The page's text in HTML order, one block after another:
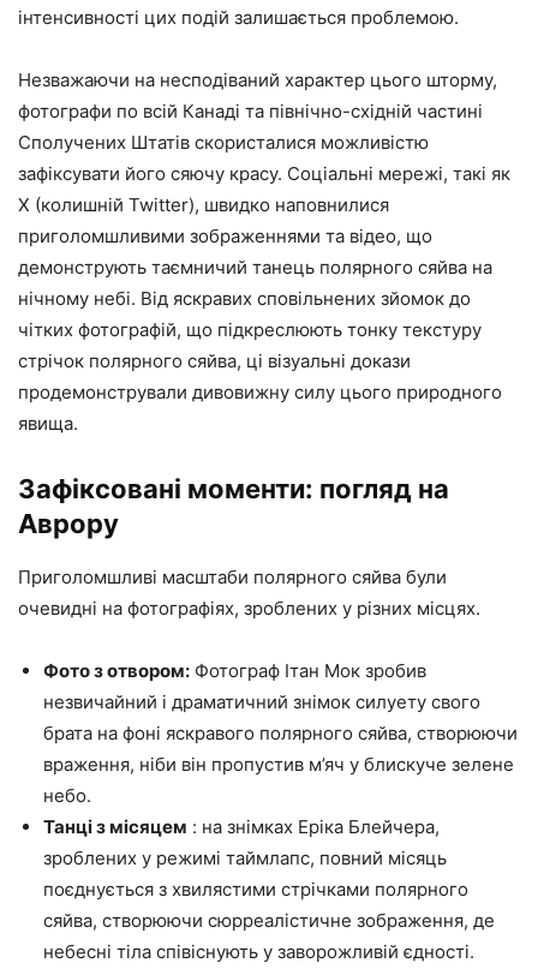
інтенсивності цих подій залишається проблемою.
Незважаючи на несподіваний характер цього шторму,
фотографи по всій Канаді та північно-східній частині
Сполучених Штатів скористалися можливістю
зафіксувати його сяючу красу. Соціальні мережі, такі як
X (колишній Twitter), швидко наповнилися
приголомшливими зображеннями та відео, що
демонструють таємничий танець полярного сяйва на
нічному небі. Від яскравих сповільнених зйомок до
чітких фотографій, що підкреслюють тонку текстуру
стрічок полярного сяйва, ці візуальні докази
продемонстрували дивовижну силу цього природного
явища.
Зафіксовані моменти: погляд на
Аврору
Приголомшливі масштаби полярного сяйва були
очевидні на фотографіях, зроблених у різних місцях.
Фото з отвором: Фотограф Ітан Мок зробив
незвичайний і драматичний знімок силуету свого
брата на фоні яскравого полярного сяйва, створюючи
враження, ніби він пропустив м’яч у блискуче зелене
небо.
Танці з місяцем : на знімках Еріка Блейчера,
зроблених у режимі таймлапс, повний місяць
поєднується з хвилястими стрічками полярного
сяйва, створюючи сюрреалістичне зображення, де
небесні тіла співіснують у заворожливій єдності.